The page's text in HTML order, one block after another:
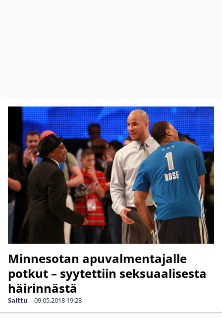
Minnesotan apuvalmentajalle
potkut – syytettiin seksuaalisesta
häirinnästä
Salttu | 09.05.2018 19:28